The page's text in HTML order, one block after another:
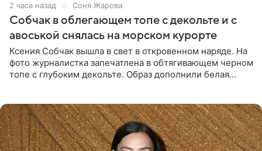
2 часа назад Соня Жарова
Собчак в облегающем топе с декольте и с
авоськой снялась на морском курорте
Ксения Собчак вышла в свет в откровенном наряде. На
фото журналистка запечатлена в обтягивающем черном
топе с глубоким декольте. Образ дополнили белая